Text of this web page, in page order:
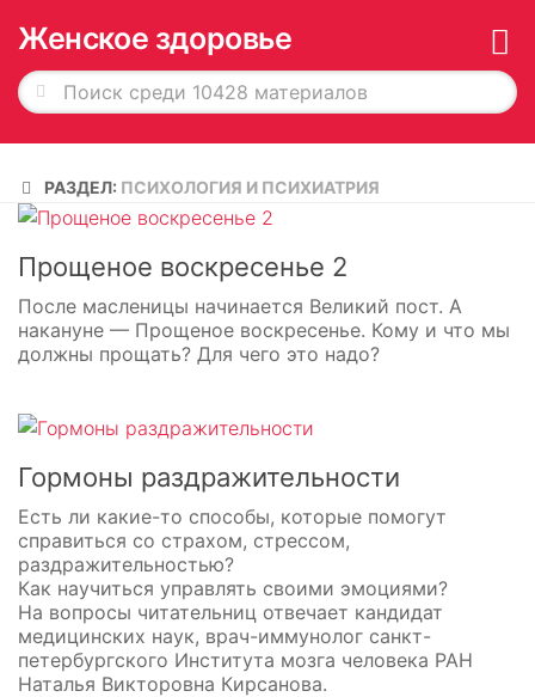
Женское здоровье
История в обложках
О журнале
Редакция
Рекламодателям
Архив
РАЗДЕЛ: ПСИХОЛОГИЯ И ПСИХИАТРИЯ
Прощеное воскресенье 2
После масленицы начинается Великий пост. А
накануне — Прощеное воскресенье. Кому и что мы
должны прощать? Для чего это надо?
Гормоны раздражительности
Есть ли какие-то способы, которые помогут
справиться со страхом, стрессом,
раздражительностью?
Как научиться управлять своими эмоциями?
На вопросы читательниц отвечает кандидат
медицинских наук, врач-иммунолог санкт-
петербургского Института мозга человека РАН
Наталья Викторовна Кирсанова.